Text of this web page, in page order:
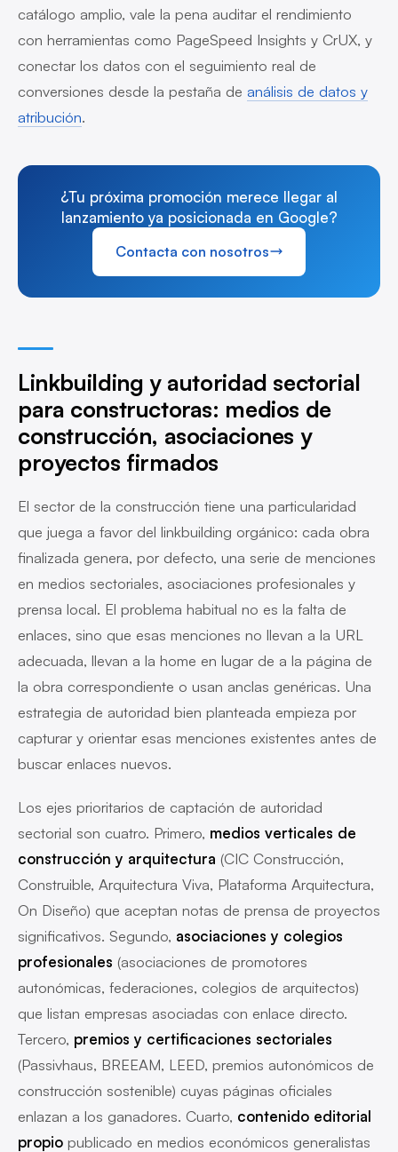
catálogo amplio, vale la pena auditar el rendimiento
con herramientas como PageSpeed Insights y CrUX, y
conectar los datos con el seguimiento real de
conversiones desde la pestaña de análisis de datos y
atribución.
¿Tu próxima promoción merece llegar al
lanzamiento ya posicionada en Google?
Contacta con nosotros
Linkbuilding y autoridad sectorial
para constructoras: medios de
construcción, asociaciones y
proyectos firmados
El sector de la construcción tiene una particularidad
que juega a favor del linkbuilding orgánico: cada obra
finalizada genera, por defecto, una serie de menciones
en medios sectoriales, asociaciones profesionales y
prensa local. El problema habitual no es la falta de
enlaces, sino que esas menciones no llevan a la URL
adecuada, llevan a la home en lugar de a la página de
la obra correspondiente o usan anclas genéricas. Una
estrategia de autoridad bien planteada empieza por
capturar y orientar esas menciones existentes antes de
buscar enlaces nuevos.
Los ejes prioritarios de captación de autoridad
sectorial son cuatro. Primero, medios verticales de
construcción y arquitectura (CIC Construcción,
Construible, Arquitectura Viva, Plataforma Arquitectura,
On Diseño) que aceptan notas de prensa de proyectos
significativos. Segundo, asociaciones y colegios
profesionales (asociaciones de promotores
autonómicas, federaciones, colegios de arquitectos)
que listan empresas asociadas con enlace directo.
Tercero, premios y certificaciones sectoriales
(Passivhaus, BREEAM, LEED, premios autonómicos de
construcción sostenible) cuyas páginas oficiales
enlazan a los ganadores. Cuarto, contenido editorial
propio publicado en medios económicos generalistas